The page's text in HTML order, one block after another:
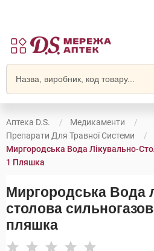
Аптека D.S.
Медикаменти
Препарати Для Травної Системи
Миргородська Вода Лікувально-
1 Пляшка
Миргородська Вода
столова
пляшка